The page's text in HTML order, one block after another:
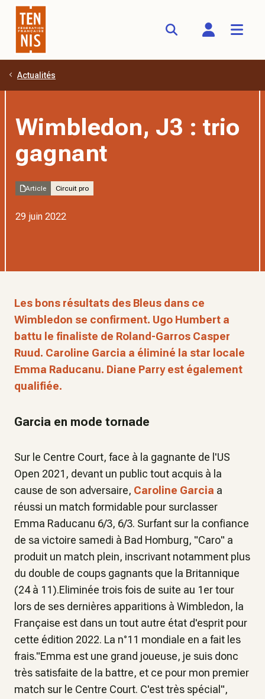
Aller au contenu principal
Actualités
Wimbledon, J3 : trio
gagnant
Article Circuit pro
29 juin 2022
Les bons résultats des Bleus dans ce
Wimbledon se confirment. Ugo Humbert a
battu le finaliste de Roland-Garros Casper
Ruud. Caroline Garcia a éliminé la star locale
Emma Raducanu. Diane Parry est également
qualifiée.
Garcia en mode tornade
Sur le Centre Court, face à la gagnante de l'US
Open 2021, devant un public tout acquis à la
cause de son adversaire, Caroline Garcia a
réussi un match formidable pour surclasser
Emma Raducanu 6/3, 6/3. Surfant sur la confiance
de sa victoire samedi à Bad Homburg, "Caro" a
produit un match plein, inscrivant notamment plus
du double de coups gagnants que la Britannique
(24 à 11).Eliminée trois fois de suite au 1er tour
lors de ses dernières apparitions à Wimbledon, la
Française est dans un tout autre état d'esprit pour
cette édition 2022. La n°11 mondiale en a fait les
frais."Emma est une grand joueuse, je suis donc
très satisfaite de la battre, et ce pour mon premier
match sur le Centre Court. C'est très spécial",